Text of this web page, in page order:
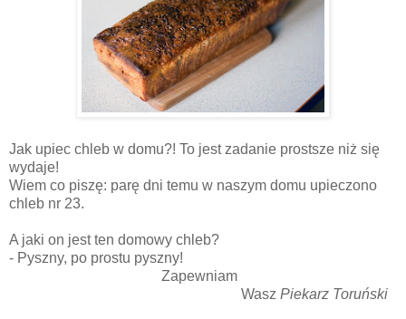
Jak upiec chleb w domu?! To jest zadanie prostsze niż się
wydaje!
Wiem co piszę: parę dni temu w naszym domu upieczono
chleb nr 23.
A jaki on jest ten domowy chleb?
- Pyszny, po prostu pyszny!
Zapewniam
Wasz Piekarz Toruński